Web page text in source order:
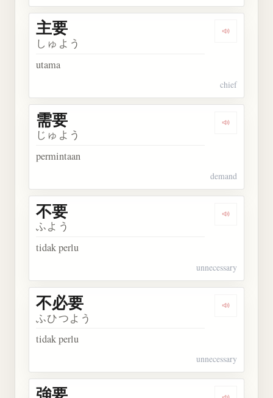
Dengarkan
主要
しゅよう
utama
chief
Dengarkan
需要
じゅよう
permintaan
demand
Dengarkan
不要
ふよう
tidak perlu
unnecessary
Dengarkan
不必要
ふひつよう
tidak perlu
unnecessary